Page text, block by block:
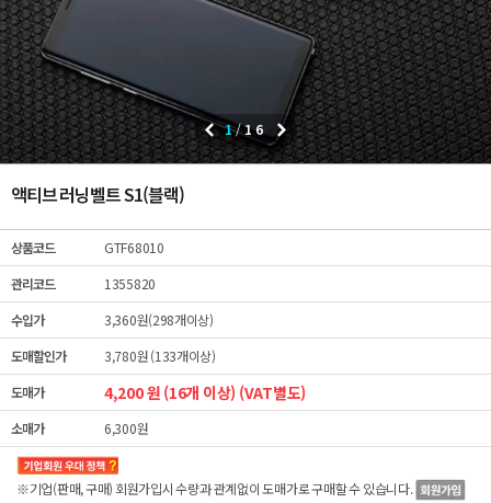
1/16
액티브 러닝벨트 S1(블랙)
상품코드
GTF68010
관리코드
1355820
수입가
3,360원(298개이상)
도매할인가
3,780원 (133개이상)
도매가
4,200 원 (16개 이상) (VAT별도)
소매가 6,300원
※기업(판매, 구매) 회원가입시 수량과 관계없이도매가로 구매할 수 있습니다.